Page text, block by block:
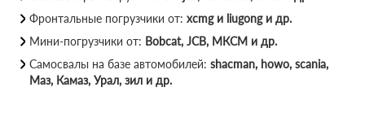
Фронтальные погрузчики от: xcmg и liugong и др.
Мини-погрузчики от: Bobcat, JCB, МКСМ и др.
Самосвалы на базе автомобилей: shacman, howo, scania,
Маз, Камаз, Урал, зил и др.